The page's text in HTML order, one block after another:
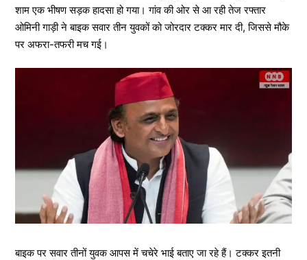
शाम एक भीषण सड़क हादसा हो गया। गांव की ओर से आ रही तेज रफ्तार
ओमिनी गाड़ी ने बाइक सवार तीन युवकों को जोरदार टक्कर मार दी, जिससे मौके
पर अफरा-तफरी मच गई।
बाइक पर सवार तीनों युवक आपस में चचेरे भाई बताए जा रहे हैं। टक्कर इतनी